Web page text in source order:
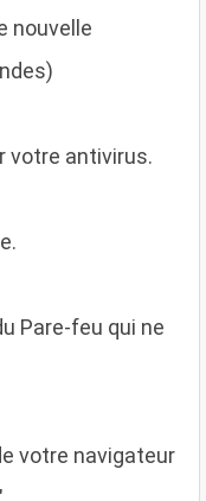
nouvelle
votre antivirus.
Pare-feu qui ne
votre navigateur